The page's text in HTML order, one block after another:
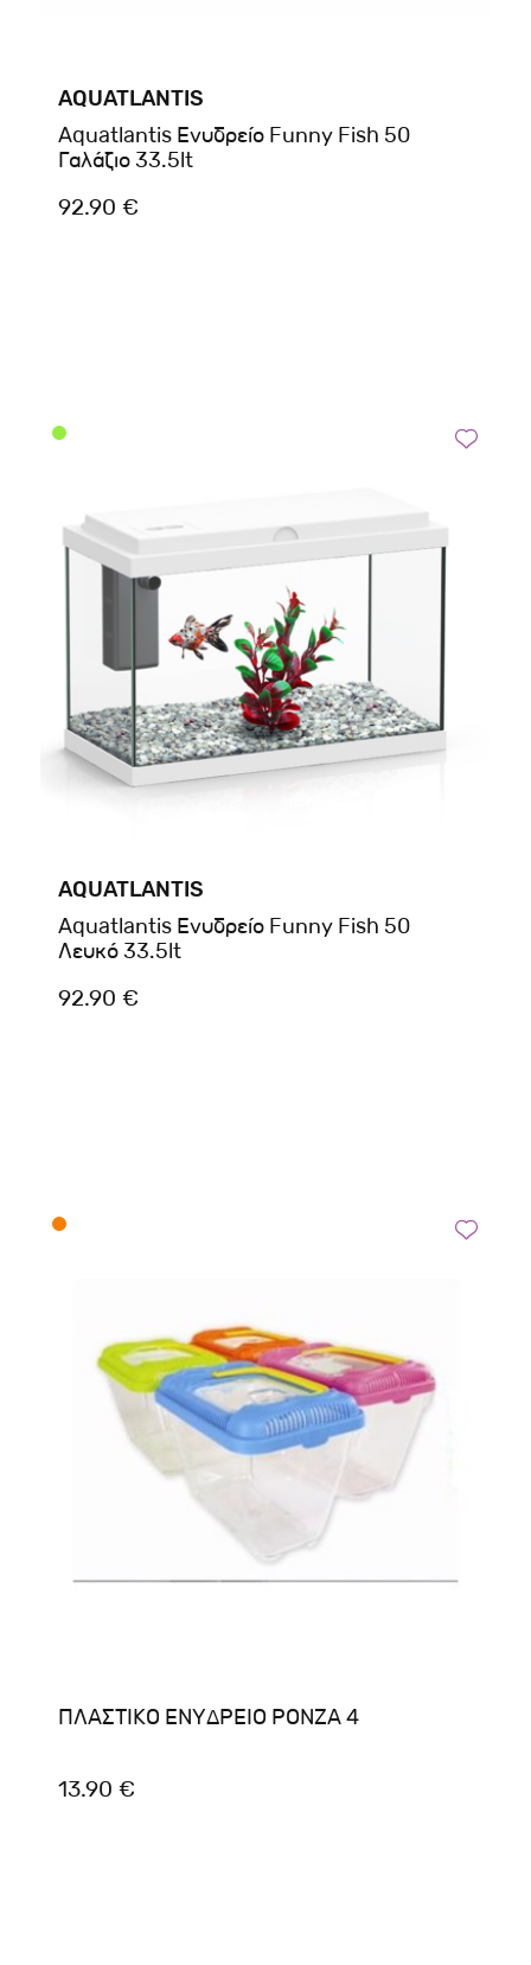
AQUATLANTIS
Aquatlantis Ενυδρείο Funny Fish 50
Γαλάζιο 33.5lt
92.90 €
AQUATLANTIS
Aquatlantis Ενυδρείο Funny Fish 50
Λευκό 33.5lt
92.90 €
ΠΛΑΣΤΙΚΟ ΕΝΥΔΡΕΙΟ ΡΟΝΖΑ 4
13.90 €